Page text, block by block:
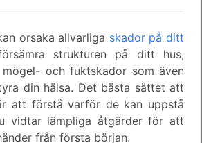
orsaka allvarliga skador på ditt
strukturen på ditt hus,
och fuktskador som även
din hälsa. Det bästa sättet att
att förstå varför de kan uppstå
vidtar lämpliga åtgärder för att
från första början.